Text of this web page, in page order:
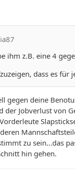
ihm z.B. eine 4
dass es für
gegen deine
der Jobverlust von
zu sein...das
hin gehen.